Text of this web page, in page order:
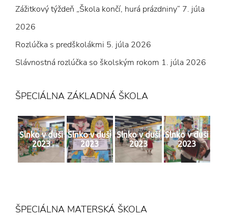
Zážitkový týždeň „Škola končí, hurá prázdniny“ 7. júla
2026
Rozlúčka s predškolákmi 5. júla 2026
Slávnostná rozlúčka so školským rokom 1. júla 2026
ŠPECIÁLNA ZÁKLADNÁ ŠKOLA
Slnko v duši
2023
Slnko v duši
2023
Slnko v duši
2023
Slnko v duši
2023
ŠPECIÁLNA MATERSKÁ ŠKOLA